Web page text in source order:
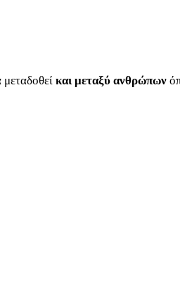
και μεταξύ ανθρώπων